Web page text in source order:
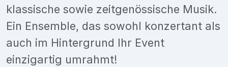
klassische sowie zeitgenössische Musik.
Ein Ensemble, das sowohl konzertant als
auch im Hintergrund Ihr Event
einzigartig umrahmt!